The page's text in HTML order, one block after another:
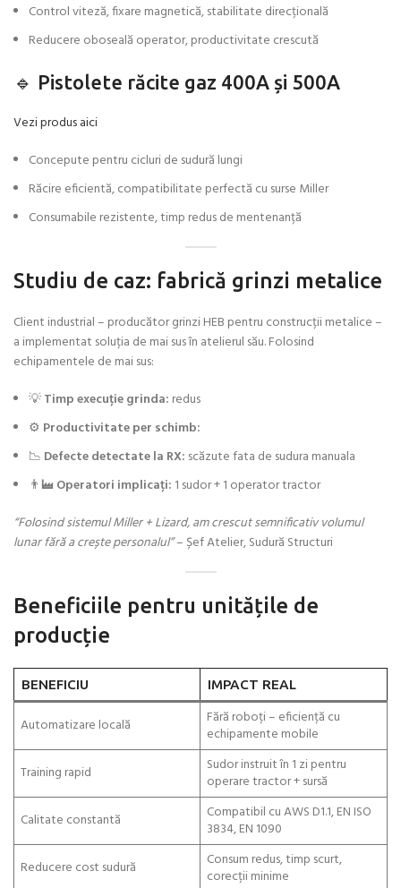
Control viteză, fixare magnetică, stabilitate direcțională
Reducere oboseală operator, productivitate crescută
🔹 Pistolete răcite gaz 400A și 500A
Vezi produs aici
Concepute pentru cicluri de sudură lungi
Răcire eficientă, compatibilitate perfectă cu surse Miller
Consumabile rezistente, timp redus de mentenanță
Studiu de caz: fabrică grinzi metalice
Client industrial – producător grinzi HEB pentru construcții metalice –
a implementat soluția de mai sus în atelierul său. Folosind
echipamentele de mai sus:
💡Timp execuție grinda: redus
⚙️ Productivitate per schimb:
📉 Defecte detectate la RX: scăzute fata de sudura manuala
👨‍🏭 Operatori implicați: 1 sudor + 1 operator tractor
“Folosind sistemul Miller + Lizard, am crescut semnificativ volumul
lunar fără a crește personalul”– Șef Atelier, Sudură Structuri
Beneficiile pentru unitățile de
producție
BENEFICIU IMPACT REAL
Automatizare locală
Fără roboți – eficiență cu
echipamente mobile
Training rapid
Sudor instruit în 1 zi pentru
operare tractor + sursă
Calitate constantă
Compatibil cu AWS D1.1, EN ISO
3834, EN 1090
Reducere cost sudură
Consum redus, timp scurt,
corecții minime